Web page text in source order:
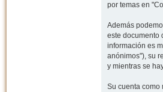
por temas en
Además
este documento
información es
anónimos"), su
y mientras se
Su cuenta como